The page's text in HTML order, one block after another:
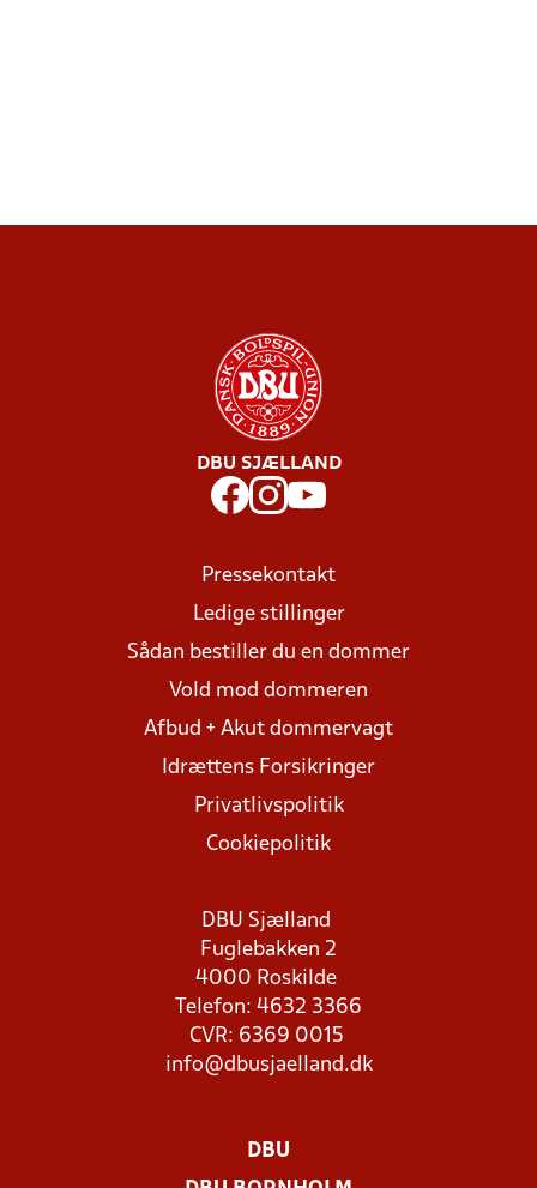
DBU SJÆLLAND
Pressekontakt
Ledige stillinger
Sådan bestiller du en dommer
Vold mod dommeren
Afbud + Akut dommervagt
Idrættens Forsikringer
Privatlivspolitik
Cookiepolitik
DBU Sjælland
Fuglebakken 2
4000 Roskilde
Telefon: 4632 3366
CVR: 6369 0015
info@dbusjaelland.dk
DBU